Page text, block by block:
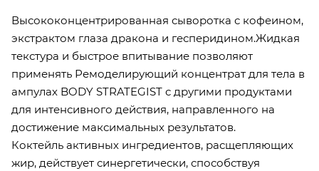
Высококонцентрированная сыворотка с кофеином,
экстрактом глаза дракона и гесперидином.Жидкая
текстура и быстрое впитывание позволяют
применять Ремоделирующий концентрат для тела в
ампулах BODY STRATEGIST с другими продуктами
для интенсивного действия, направленного на
достижение максимальных результатов.
Коктейль активных ингредиентов, расщепляющих
жир, действует синергетически, способствуя